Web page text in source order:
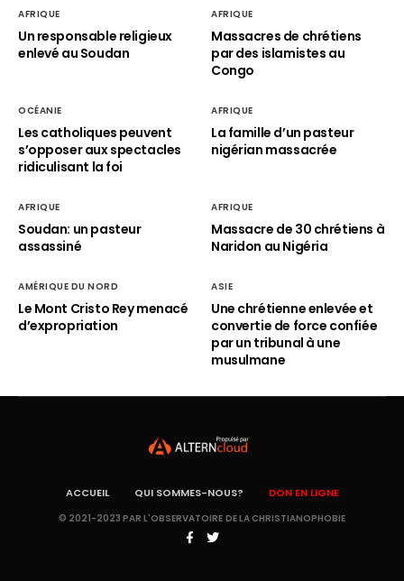
AFRIQUE
Un responsable religieux
enlevé au Soudan
AFRIQUE
Massacres de chrétiens
par des islamistes au
Congo
OCÉANIE
Les catholiques peuvent
s’opposer aux spectacles
ridiculisant la foi
AFRIQUE
La famille d’un pasteur
nigérian massacrée
AFRIQUE
Soudan: un pasteur
assassiné
AFRIQUE
Massacre de 30 chrétiens à
Naridon au Nigéria
AMÉRIQUE DU NORD
Le Mont Cristo Rey menacé
d’expropriation
ASIE
Une chrétienne enlevée et
convertie de force confiée
par un tribunal à une
musulmane
ACCUEIL QUI SOMMES-NOUS? DON EN LIGNE
© 2021-2023 PAR L'OBSERVATOIRE DE LA CHRISTIANOPHOBIE